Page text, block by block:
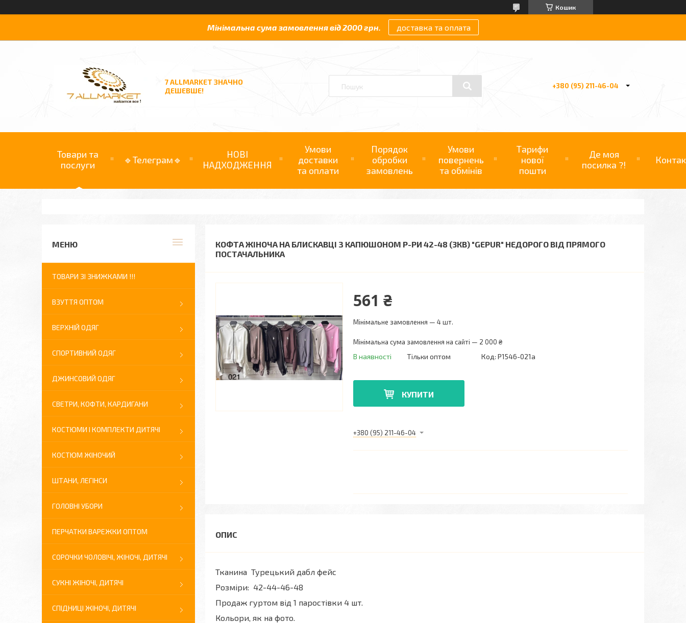
Кошик
Мінімальна сума замовлення від 2000 грн. доставка та оплата
7 ALLMARKET ЗНАЧНО
ДЕШЕВШЕ!
+380 (95) 211-46-04
Товари та
послуги
🔹Телеграм🔹
НОВІ
НАДХОДЖЕННЯ
Умови
доставки
та оплати
Порядок
обробки
замовлень
Умови
повернень
та обмінів
Тарифи
нової
пошти
Де моя
посилка ?!
КОФТА ЖІНОЧА НА БЛИСКАВЦІ З КАПЮШОНОМ Р-РИ 42-48 (3КВ) "GEPUR" НЕДОРОГО ВІД ПРЯМОГО
ПОСТАЧАЛЬНИКА
561 ₴
Мінімальне замовлення — 4 шт.
Мінімальна сума замовлення на сайті — 2 000 ₴
В наявності Тільки оптом Код: P1546-021a
КУПИТИ
+380 (95) 211-46-04
Тканина Турецький дабл фейс
Розміри: 42-44-46-48
Продаж гуртом від 1 паростівки 4 шт.
Кольори, як на фото.
ТОВАРИ ЗІ ЗНИЖКАМИ !!!
ВЗУТТЯ ОПТОМ
ВЕРХНІЙ ОДЯГ
СПОРТИВНИЙ ОДЯГ
ДЖИНСОВИЙ ОДЯГ
СВЕТРИ, КОФТИ, КАРДИГАНИ
КОСТЮМИ І КОМПЛЕКТИ ДИТЯЧІ
КОСТЮМ ЖІНОЧИЙ
ШТАНИ, ЛЕГІНСИ
ГОЛОВНІ УБОРИ
ПЕРЧАТКИ ВАРЕЖКИ ОПТОМ
СОРОЧКИ ЧОЛОВІЧІ, ЖІНОЧІ, ДИТЯЧІ
СУКНІ ЖІНОЧІ, ДИТЯЧІ
СПІДНИЦІ ЖІНОЧІ, ДИТЯЧІ